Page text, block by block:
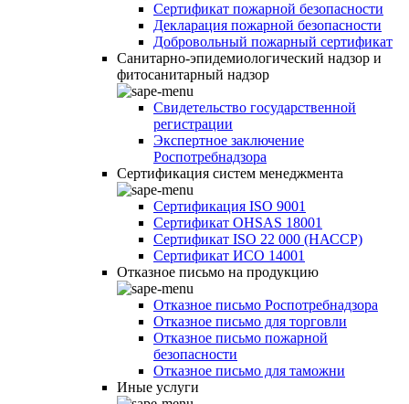
Сертификат пожарной безопасности
Декларация пожарной безопасности
Добровольный пожарный сертификат
Санитарно-эпидемиологический надзор и
фитосанитарный надзор
Свидетельство государственной
регистрации
Экспертное заключение
Роспотребнадзора
Сертификация систем менеджмента
Сертификация ISO 9001
Сертификат OHSAS 18001
Сертификат ISO 22 000 (НАССР)
Сертификат ИСО 14001
Отказное письмо на продукцию
Отказное письмо Роспотребнадзора
Отказное письмо для торговли
Отказное письмо пожарной
безопасности
Отказное письмо для таможни
Иные услуги